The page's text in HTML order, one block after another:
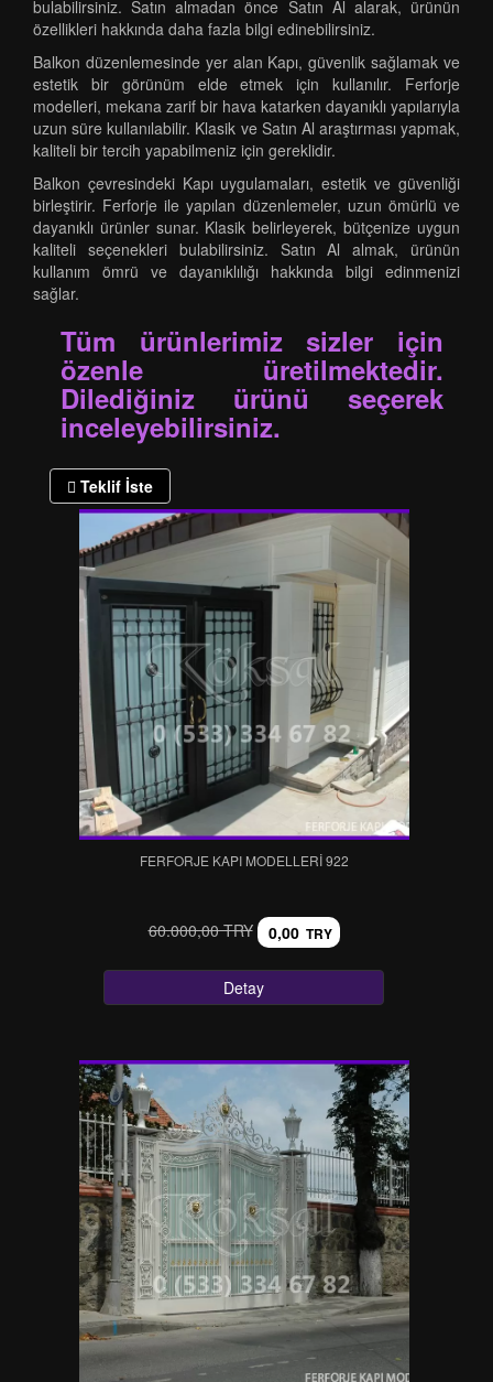
bulabilirsiniz. Satın almadan önce Satın Al alarak, ürünün
özellikleri hakkında daha fazla bilgi edinebilirsiniz.
Balkon düzenlemesinde yer alan Kapı, güvenlik sağlamak ve
estetik bir görünüm elde etmek için kullanılır. Ferforje
modelleri, mekana zarif bir hava katarken dayanıklı yapılarıyla
uzun süre kullanılabilir. Klasik ve Satın Al araştırması yapmak,
kaliteli bir tercih yapabilmeniz için gereklidir.
Balkon çevresindeki Kapı uygulamaları, estetik ve güvenliği
birleştirir. Ferforje ile yapılan düzenlemeler, uzun ömürlü ve
dayanıklı ürünler sunar. Klasik belirleyerek, bütçenize uygun
kaliteli seçenekleri bulabilirsiniz. Satın Al almak, ürünün
kullanım ömrü ve dayanıklılığı hakkında bilgi edinmenizi
sağlar.
Tüm ürünlerimiz sizler için
özenle üretilmektedir.
Dilediğiniz ürünü seçerek
inceleyebilirsiniz.
Teklif İste
FERFORJE KAPI MODELLERI 922
60.000,00 TRY 0,00 TRY
Detay